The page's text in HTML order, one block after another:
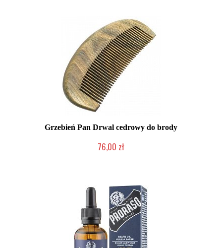
Grzebień Pan Drwal cedrowy do brody
76,00 zł